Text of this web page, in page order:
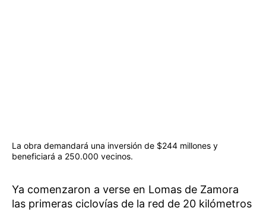
La obra demandará una inversión de $244 millones y
beneficiará a 250.000 vecinos.
Ya comenzaron a verse en Lomas de Zamora
las primeras ciclovías de la red de 20 kilómetros